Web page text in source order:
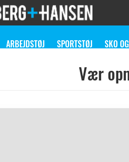
ARBEJDSTØJ SPORTSTØJ SKO
Vær